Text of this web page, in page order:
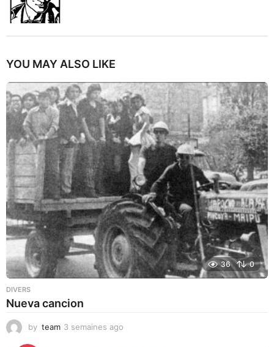
YOU MAY ALSO LIKE
36 0
DIVERS
Nueva cancion
by team 3 semaines ago